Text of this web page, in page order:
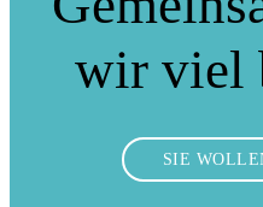
wir viel
SIE